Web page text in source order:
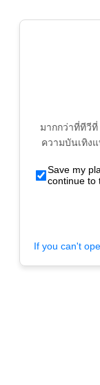
มากกว่าที่ทีวี
ความบันเทิง
Save my
continue to
If you can't